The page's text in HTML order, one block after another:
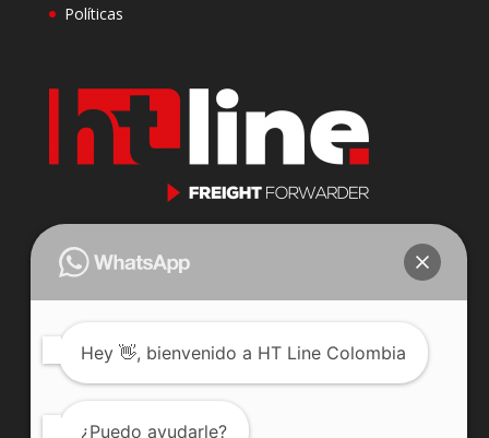
Políticas
Cll 23 N 116-31 Oficina 201
Celular: 3222352225
Teléfono: +57 601 7447378
Hey 👋, bienvenido a HT Line Colombia
¿Puedo ayudarle?